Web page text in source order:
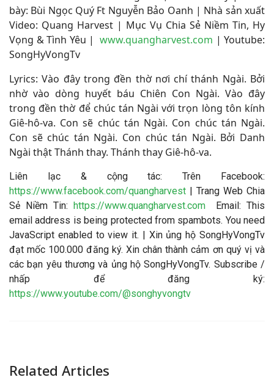
bày: Bùi Ngọc Quý Ft Nguyễn Bảo Oanh | Nhà sản xuất
Video: Quang Harvest | Mục Vụ Chia Sẻ Niềm Tin, Hy
Vọng & Tình Yêu | www.quangharvest.com | Youtube:
SongHyVongTv
Lyrics: Vào đây trong đền thờ nơi chí thánh Ngài. Bởi
nhờ vào dòng huyết báu Chiên Con Ngài. Vào đây
trong đền thờ để chúc tán Ngài với trọn lòng tôn kính
Giê-hô-va. Con sẽ chúc tán Ngài. Con chúc tán Ngài.
Con sẽ chúc tán Ngài. Con chúc tán Ngài. Bởi Danh
Ngài thật Thánh thay. Thánh thay Giê-hô-va.
Liên lạc & cộng tác: Trên Facebook:
https://www.facebook.com/quangharvest | Trang Web Chia
Sẻ Niềm Tin: https://www.quangharvest.comEmail: This
email address is being protected from spambots. You need
JavaScript enabled to view it. | Xin ủng hộ SongHyVongTv
đạt mốc 100.000 đăng ký. Xin chân thành cảm ơn quý vị và
các bạn yêu thương và ủng hộ SongHyVongTv. Subscribe /
nhấp để đăng ký:
https://www.youtube.com/@songhyvongtv
Related Articles